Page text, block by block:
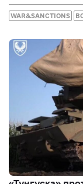
WAR&SANCTIONS